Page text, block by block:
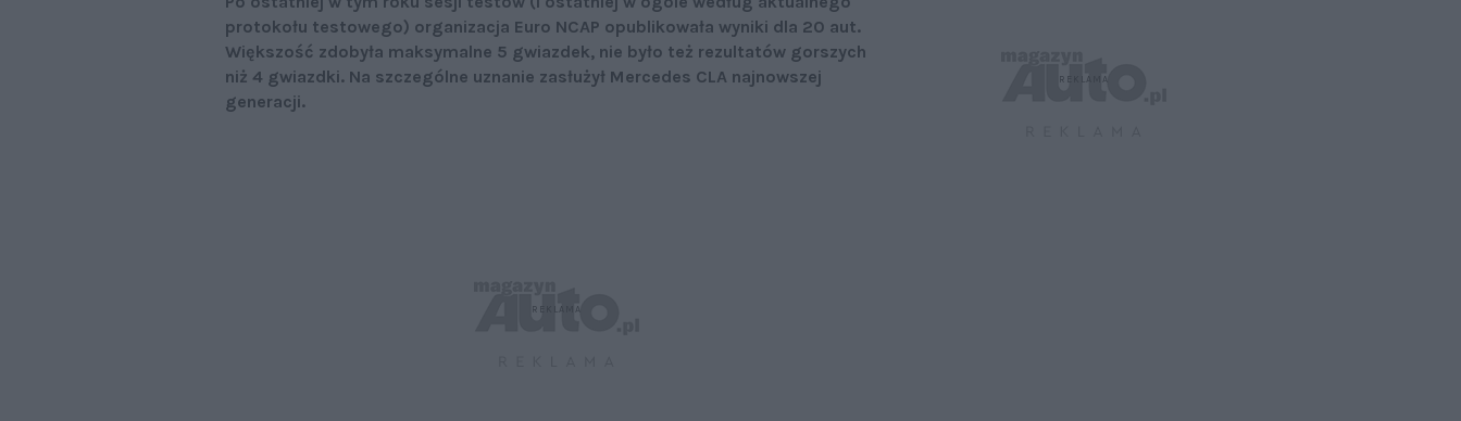
protokołu testowego) organizacja Euro NCAP opublikowała wyniki dla 20 aut.
Większość zdobyła maksymalne 5 gwiazdek, nie było też rezultatów gorszych
niż 4 gwiazdki. Na szczególne uznanie zasłużył Mercedes CLA najnowszej
generacji.